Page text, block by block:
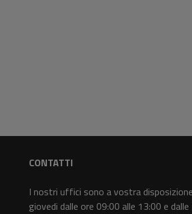
CONTATTI
I nostri uffici sono a vostra
giovedi dalle ore 09:00 alle 13:00 e